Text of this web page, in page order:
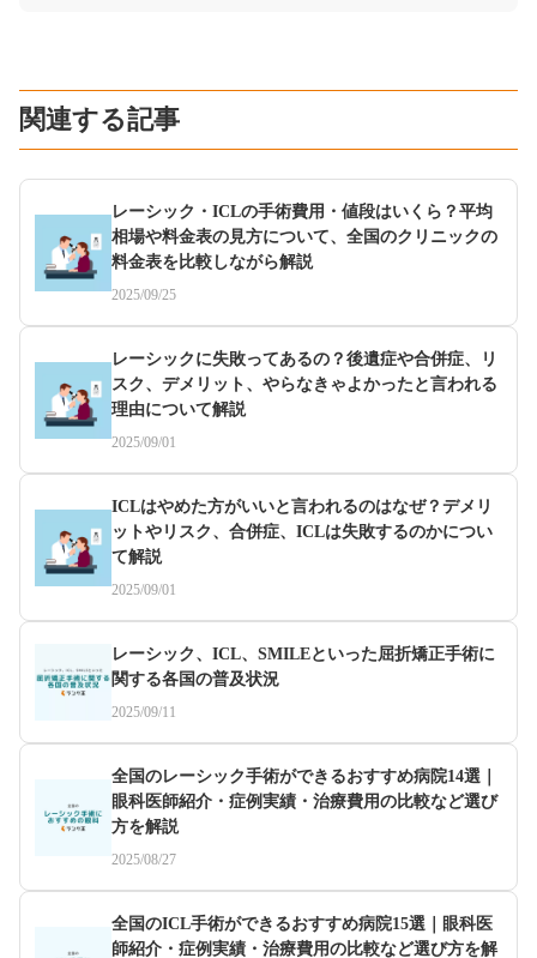
関連する記事
レーシック・ICLの手術費用・値段はいくら？平均
相場や料金表の見方について、全国のクリニックの
料金表を比較しながら解説
2025/09/25
レーシックに失敗ってあるの？後遺症や合併症、リ
スク、デメリット、やらなきゃよかったと言われる
理由について解説
2025/09/01
ICLはやめた方がいいと言われるのはなぜ？デメリ
ットやリスク、合併症、ICLは失敗するのかについ
て解説
2025/09/01
レーシック、ICL、SMILEといった屈折矯正手術に
関する各国の普及状況
2025/09/11
全国のレーシック手術ができるおすすめ病院14選｜
眼科医師紹介・症例実績・治療費用の比較など選び
方を解説
2025/08/27
全国のICL手術ができるおすすめ病院15選｜眼科医
師紹介・症例実績・治療費用の比較など選び方を解